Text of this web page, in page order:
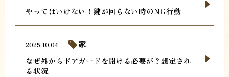
やってはいけない！鍵が回らない時のNG行動
なぜ外からドアガードを開ける必要が？想定され
る状況
2025.10.04 家